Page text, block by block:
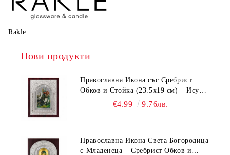
Rakle
Нови продукти
Православна Икона със Сребрист
Обков и Стойка (23.5х19 см) – Исус
Христос, Св. Георги, Св. Николай
€4.99 9.76лв.
Православна Икона Света Богородица
с Младенеца – Сребрист Обков и